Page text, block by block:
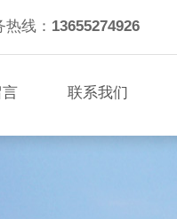
热线： 13655274926
联系我们